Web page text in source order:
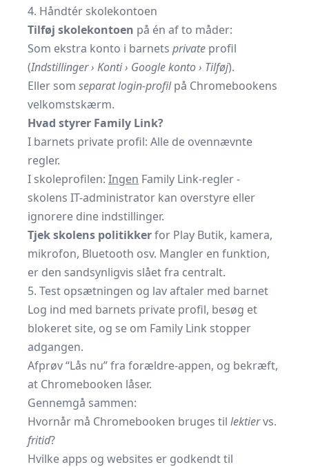
4. Håndtér skolekontoen
Tilføj skolekontoen på én af to måder:
Som ekstra konto i barnets private profil
(Indstillinger › Konti › Google konto › Tilføj).
Eller som separat login-profilpå Chromebookens
velkomstskærm.
Hvad styrer Family Link?
I barnets private profil: Alle de ovennævnte
regler.
I skoleprofilen: Ingen Family Link-regler -
skolens IT-administrator kan overstyre eller
ignorere dine indstillinger.
Tjek skolens politikkerfor Play Butik, kamera,
mikrofon, Bluetooth osv. Mangler en funktion,
er den sandsynligvis slået fra centralt.
5. Test opsætningen og lav aftaler med barnet
Log ind med barnets private profil, besøg et
blokeret site, og se om Family Link stopper
adgangen.
Afprøv “Lås nu” fra forældre-appen, og bekræft,
at Chromebooken låser.
Gennemgå sammen:
Hvornår må Chromebooken bruges til lektiervs.
fritid?
Hvilke apps og websites er godkendt til